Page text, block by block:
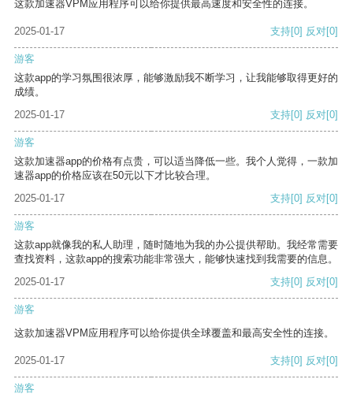
这款加速器VPM应用程序可以给你提供最高速度和安全性的连接。
2025-01-17 支持[0] 反对[0]
游客
这款app的学习氛围很浓厚，能够激励我不断学习，让我能够取得更好的
成绩。
2025-01-17
支持[0] 反对[0]
游客
这款加速器app的价格有点贵，可以适当降低一些。我个人觉得，一款加
速器app的价格应该在50元以下才比较合理。
2025-01-17
支持[0] 反对[0]
游客
这款app就像我的私人助理，随时随地为我的办公提供帮助。我经常需要
查找资料，这款app的搜索功能非常强大，能够快速找到我需要的信息。
2025-01-17
支持[0] 反对[0]
游客
这款加速器VPM应用程序可以给你提供全球覆盖和最高安全性的连接。
2025-01-17 支持[0] 反对[0]
游客